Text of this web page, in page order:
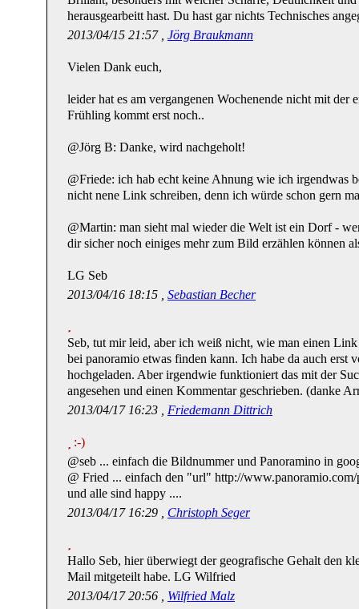
herausgearbeitt hast. Du hast gar nichts Technisches
2013/04/15 21:57 , Jörg Braukmann
Vielen Dank euch,
leider hat es am vergangenen Wochenende nicht mit der
Frühling kommt erst noch..
@Jörg B: Danke, wird nachgeholt!
@Friede: ich hab echt keine Ahnung wie ich irgendwas
nicht nene Link schreiben, denn ich würde schon gern
@Martin: man sieht mal wieder die Welt ist ein Dorf -
dir sicher noch einiges mehr zum Bild erzählen können
LG Seb
2013/04/16 18:15 , Sebastian Becher
Seb, tut mir leid, aber ich weiß nicht, wie man einen
bei panoramio etwas finden kann. Ich habe da auch erst
hochgeladen. Aber irgendwie funktioniert das mit der
angesehen und einen Kommentar geschrieben. (danke
2013/04/17 16:23 , Friedemann Dittrich
:-)
@seb ... einfach die Bildnummer und Panoramino in
@ Fried ... einfach den "url" http://
und alle sind happy ....
2013/04/17 16:29 , Christoph Seger
Hallo Seb, hier überwiegt der geografische Gehalt den
Mail mitgeteilt habe. LG Wilfried
2013/04/17 20:56 , Wilfried Malz